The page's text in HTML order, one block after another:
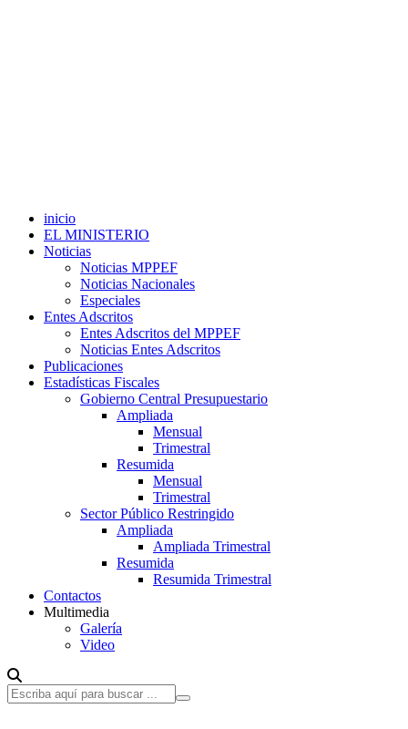
inicio
EL MINISTERIO
Noticias
Noticias MPPEF
Noticias Nacionales
Especiales
Entes Adscritos
Entes Adscritos del MPPEF
Noticias Entes Adscritos
Publicaciones
Estadísticas Fiscales
Gobierno Central Presupuestario
Ampliada
Mensual
Trimestral
Resumida
Mensual
Trimestral
Sector Público Restringido
Ampliada
Ampliada Trimestral
Resumida
Resumida Trimestral
Contactos
Multimedia
Galería
Video